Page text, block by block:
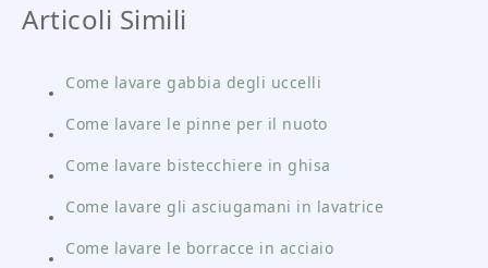
Articoli Simili
Come lavare gabbia degli uccelli
Come lavare le pinne per il nuoto
Come lavare bistecchiere in ghisa
Come lavare gli asciugamani in lavatrice
Come lavare le borracce in acciaio